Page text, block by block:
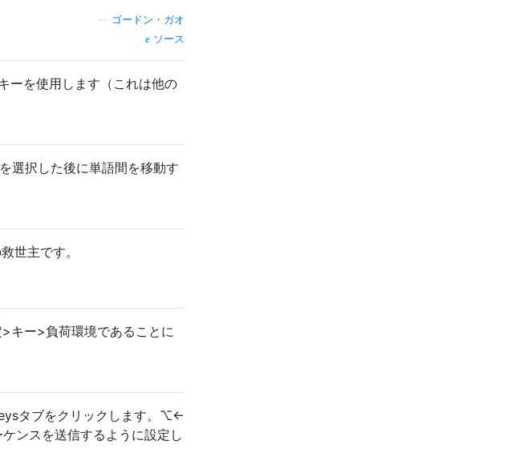
ゴードン・ガオ
ソース
ーを使用します（これは他の
選択した後に単語間を移動す
世主です。
キー>負荷環境であることに
タブをクリックします。⌥←
ンスを送信するように設定し